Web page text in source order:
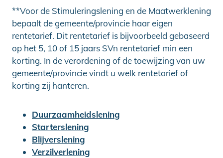
**Voor de Stimuleringslening en de Maatwerklening
bepaalt de gemeente/provincie haar eigen
rentetarief. Dit rentetarief is bijvoorbeeld gebaseerd
op het 5, 10 of 15 jaars SVn rentetarief min een
korting. In de verordening of de toewijzing van uw
gemeente/provincie vindt u welk rentetarief of
korting zij hanteren.
Duurzaamheidslening
Starterslening
Blijverslening
Verzilverlening